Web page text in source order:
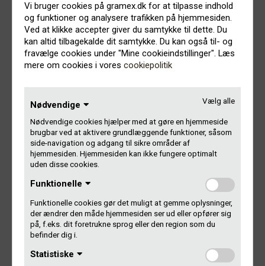
Vi bruger cookies på gramex.dk for at tilpasse indhold
og funktioner og analysere trafikken på hjemmesiden.
Ved at klikke accepter giver du samtykke til dette. Du
kan altid tilbagekalde dit samtykke. Du kan også til- og
fravælge cookies under "Mine cookieindstillinger". Læs
mere om cookies i vores cookiepolitik
Vælg alle
Nødvendige
Nødvendige cookies hjælper med at gøre en hjemmeside
brugbar ved at aktivere grundlæggende funktioner, såsom
side-navigation og adgang til sikre områder af
hjemmesiden. Hjemmesiden kan ikke fungere optimalt
uden disse cookies.
Funktionelle
Funktionelle cookies gør det muligt at gemme oplysninger,
der ændrer den måde hjemmesiden ser ud eller opfører sig
på, f.eks. dit foretrukne sprog eller den region som du
befinder dig i.
Statistiske
Mød Gramex i Rosengade torsdag og fredag. Ellers læg en
seddel i baren eller skriv til voresFacebook, hvis vi skal
mødes.
Et af de mange arrangementer i Rosengade måler
økonomien i dansk musikliv.
Musik er overalt i vores samfund, og musikbranchen
bidrager til samfundsøkonomien med milliarder. Men
økonomiske værdi? Og hvilken vej går det?
Kig forbi Rosengade fredag kl. 20 og få de nyeste tal og
tendenser fra Rambøll og panelets svar på, hvordan
branchen kan bruge tallene. Hvor har branchen innoveret?
Hvad kan vi lære af andre brancher? Er branchen klar til den
næste disruption?